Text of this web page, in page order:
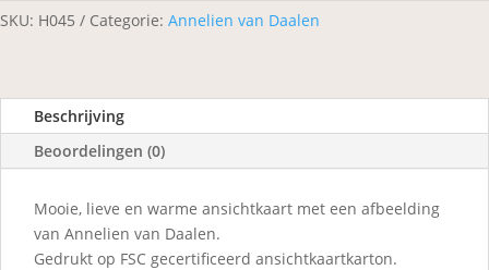
SKU: H045 Categorie: Annelien van Daalen
Beschrijving
Beoordelingen (0)
Mooie, lieve en warme ansichtkaart met een afbeelding
van Annelien van Daalen.
Gedrukt op FSC gecertificeerd ansichtkaartkarton.